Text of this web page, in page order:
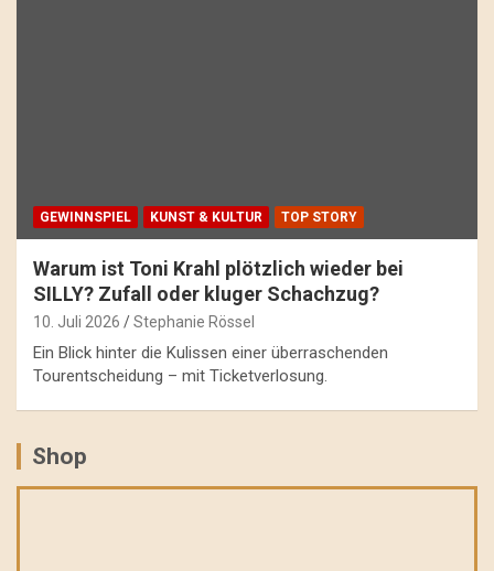
GEWINNSPIEL KUNST & KULTUR TOP STORY
Warum ist Toni Krahl plötzlich wieder bei
SILLY? Zufall oder kluger Schachzug?
10. Juli 2026 Stephanie Rössel
Ein Blick hinter die Kulissen einer überraschenden
Tourentscheidung – mit Ticketverlosung.
Shop